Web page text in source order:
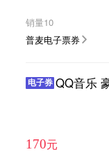
销量10
普麦电子票券
电子券 QQ音乐
170元